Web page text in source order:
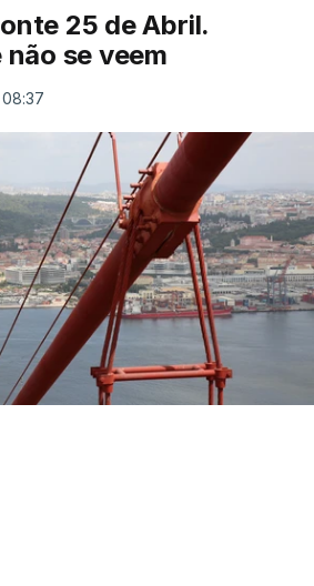
25 de Abril.
se veem